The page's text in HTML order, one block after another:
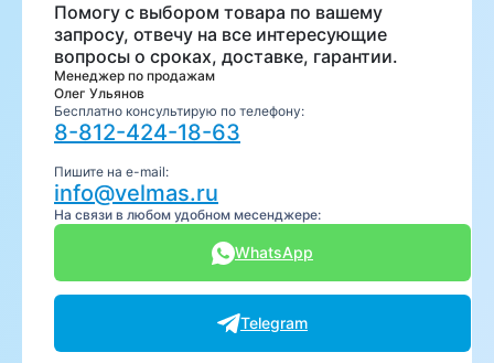
Помогу с выбором товара по вашему
запросу, отвечу на все интересующие
вопросы о сроках, доставке, гарантии.
Менеджер по продажам
Олег Ульянов
Бесплатно консультирую по телефону:
8-812-424-18-63
Пишите на e-mail:
info@velmas.ru
На связи в любом удобном месенджере:
WhatsApp
Telegram